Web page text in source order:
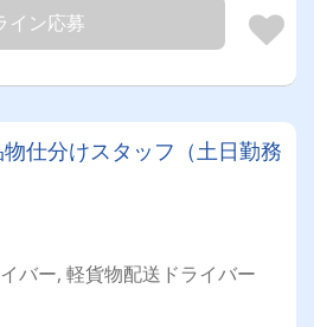
イン応募
仕分けスタッフ（土日勤務
バー, 軽貨物配送ドライバー